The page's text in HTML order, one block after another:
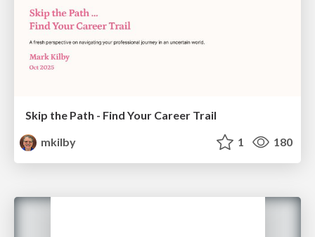
Skip the Path - Find Your Career Trail
mkilby
1 180